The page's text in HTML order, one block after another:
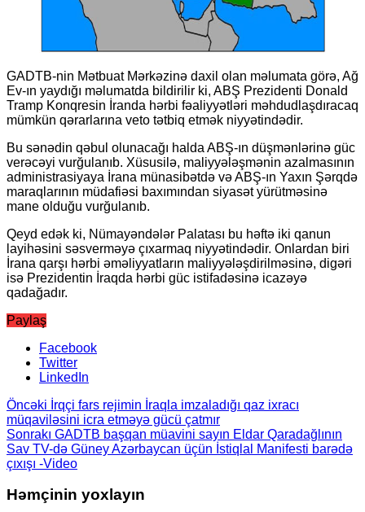
GADTB-nin Mətbuat Mərkəzinə daxil olan məlumata görə, Ağ
Ev-ın yaydığı məlumatda bildirilir ki, ABŞ Prezidenti Donald
Tramp Konqresin İranda hərbi fəaliyyətləri məhdudlaşdıracaq
mümkün qərarlarına veto tətbiq etmək niyyətindədir.
Bu sənədin qəbul olunacağı halda ABŞ-ın düşmənlərinə güc
verəcəyi vurğulanıb. Xüsusilə, maliyyələşmənin azalmasının
administrasiyaya İrana münasibətdə və ABŞ-ın Yaxın Şərqdə
maraqlarının müdafiəsi baxımından siyasət yürütməsinə
mane olduğu vurğulanıb.
Qeyd edək ki, Nümayəndələr Palatası bu həftə iki qanun
layihəsini səsverməyə çıxarmaq niyyətindədir. Onlardan biri
İrana qarşı hərbi əməliyyatların maliyyələşdirilməsinə, digəri
isə Prezidentin İraqda hərbi güc istifadəsinə icazəyə
qadağadır.
Paylaş
Facebook
Twitter
LinkedIn
Öncəki İrqçi fars rejimin İraqla imzaladığı qaz ixracı
müqaviləsini icra etməyə gücü çatmır
Sonrakı GADTB başqan müavini sayın Eldar Qaradağlının
Sav TV-də Güney Azərbaycan üçün İstiqlal Manifesti barədə
çıxışı -Video
Həmçinin yoxlayın